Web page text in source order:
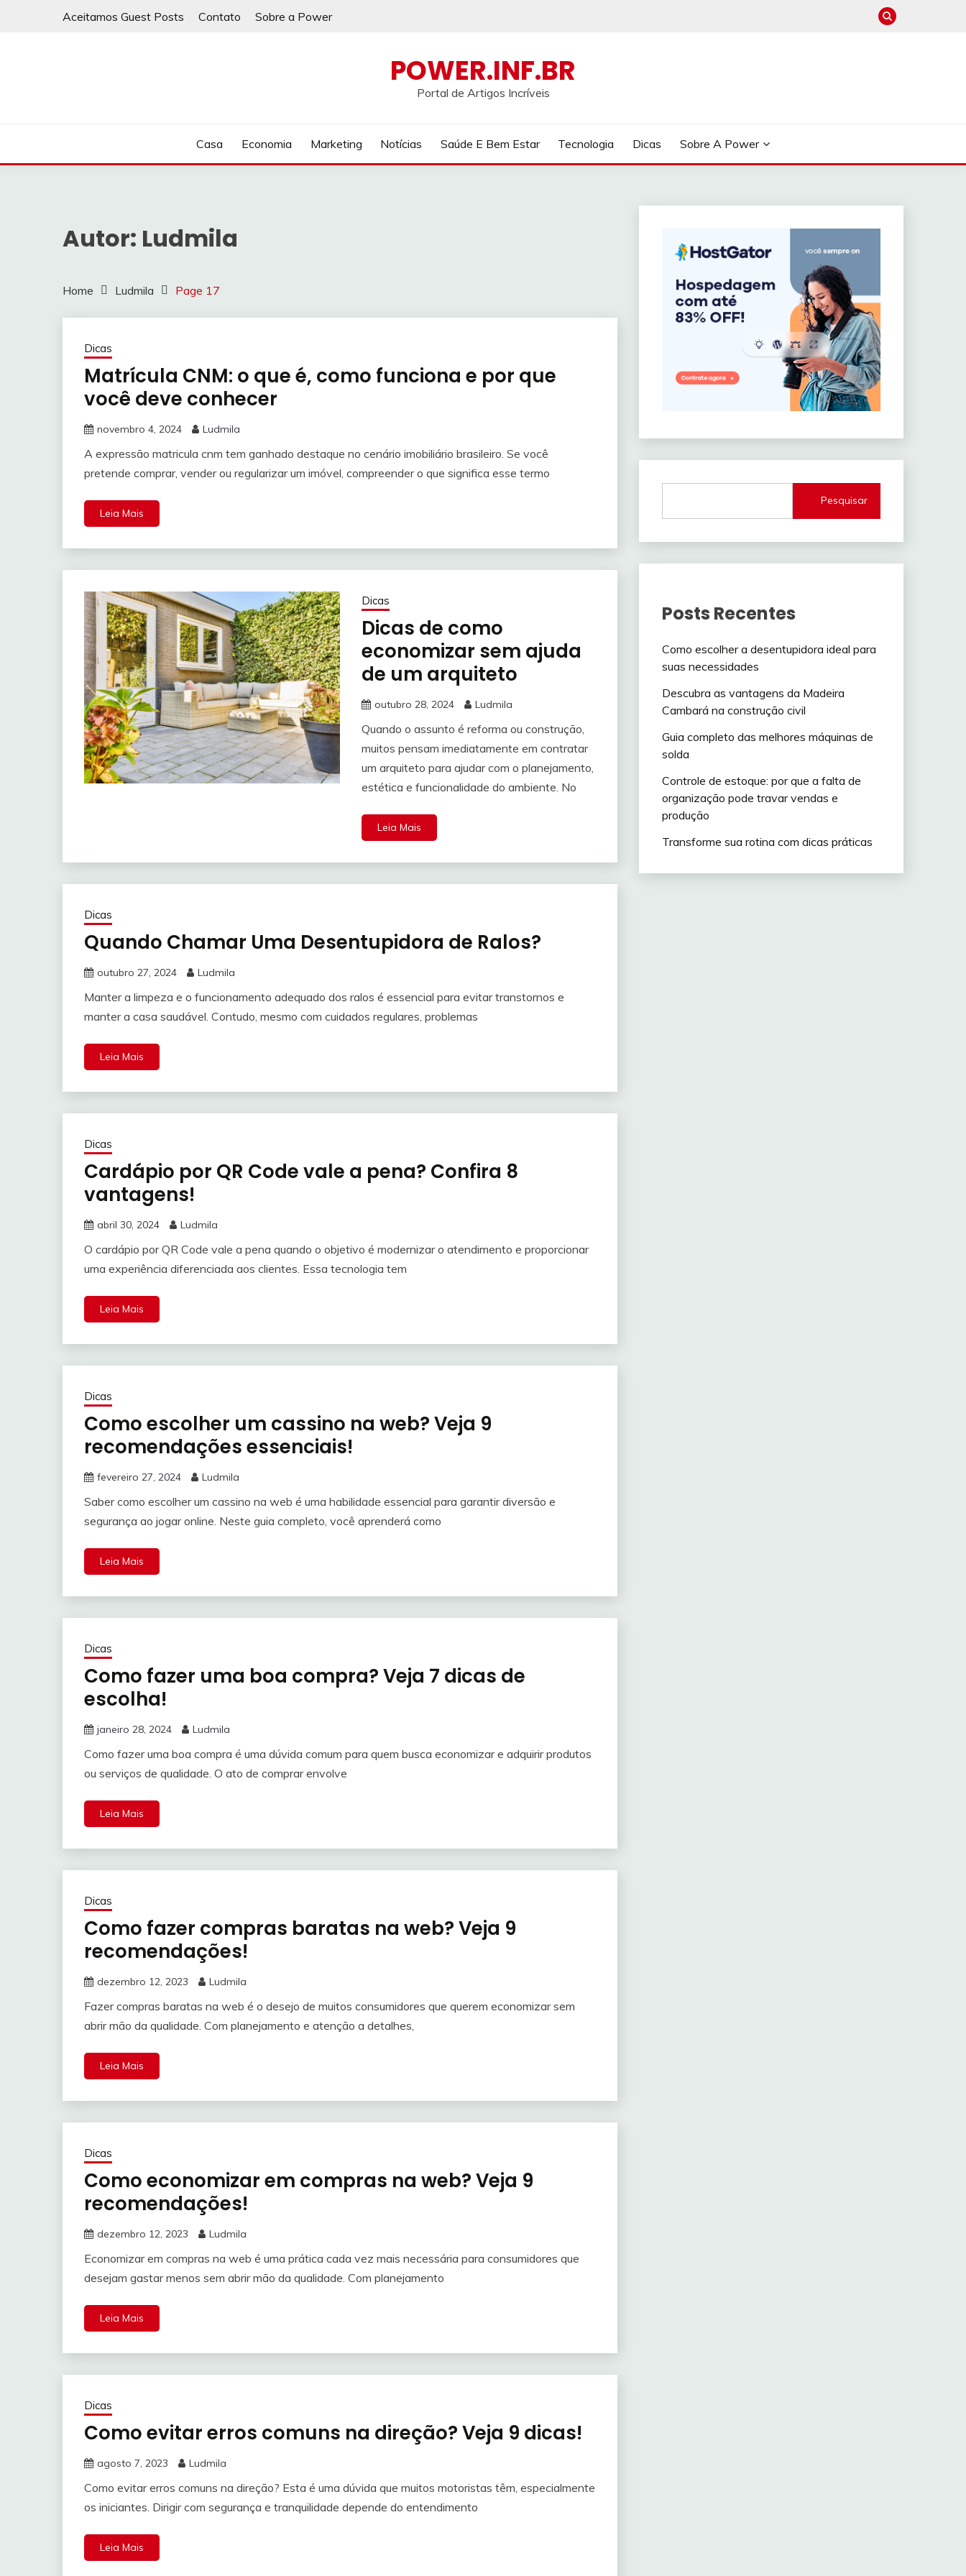
Aceitamos Guest Posts Contato Sobre a Power
POWER.INF.BR
Portal de Artigos Incríveis
Casa Economia Marketing Notícias Saúde E Bem Estar Tecnologia Dicas Sobre A Power
Autor: Ludmila
Home Ludmila Page 17
Dicas
Matrícula CNM: o que é, como funciona e por que
você deve conhecer
novembro 4, 2024 Ludmila
A expressão matricula cnm tem ganhado destaque no cenário imobiliário brasileiro. Se você
pretende comprar, vender ou regularizar um imóvel, compreender o que significa esse termo
Leia Mais
Dicas
Dicas de como
economizar sem ajuda
de um arquiteto
outubro 28, 2024 Ludmila
Quando o assunto é reforma ou construção,
muitos pensam imediatamente em contratar
um arquiteto para ajudar com o planejamento,
estética e funcionalidade do ambiente. No
Leia Mais
Dicas
Quando Chamar Uma Desentupidora de Ralos?
outubro 27, 2024 Ludmila
Manter a limpeza e o funcionamento adequado dos ralos é essencial para evitar transtornos e
manter a casa saudável. Contudo, mesmo com cuidados regulares, problemas
Leia Mais
Dicas
Cardápio por QR Code vale a pena? Confira 8
vantagens!
abril 30, 2024 Ludmila
O cardápio por QR Code vale a pena quando o objetivo é modernizar o atendimento e proporcionar
uma experiência diferenciada aos clientes. Essa tecnologia tem
Leia Mais
Dicas
Como escolher um cassino na web? Veja 9
recomendações essenciais!
fevereiro 27, 2024 Ludmila
Saber como escolher um cassino na web é uma habilidade essencial para garantir diversão e
segurança ao jogar online. Neste guia completo, você aprenderá como
Leia Mais
Dicas
Como fazer uma boa compra? Veja 7 dicas de
escolha!
janeiro 28, 2024 Ludmila
Como fazer uma boa compra é uma dúvida comum para quem busca economizar e adquirir produtos
ou serviços de qualidade. O ato de comprar envolve
Leia Mais
Dicas
Como fazer compras baratas na web? Veja 9
recomendações!
dezembro 12, 2023 Ludmila
Fazer compras baratas na web é o desejo de muitos consumidores que querem economizar sem
abrir mão da qualidade. Com planejamento e atenção a detalhes,
Leia Mais
Dicas
Como economizar em compras na web? Veja 9
recomendações!
dezembro 12, 2023 Ludmila
Economizar em compras na web é uma prática cada vez mais necessária para consumidores que
desejam gastar menos sem abrir mão da qualidade. Com planejamento
Leia Mais
Dicas
Como evitar erros comuns na direção? Veja 9 dicas!
agosto 7, 2023 Ludmila
Como evitar erros comuns na direção? Esta é uma dúvida que muitos motoristas têm, especialmente
os iniciantes. Dirigir com segurança e tranquilidade depende do entendimento
Leia Mais
Pesquisar
Posts Recentes
Como escolher a desentupidora ideal para
suas necessidades
Descubra as vantagens da Madeira
Cambará na construção civil
Guia completo das melhores máquinas de
solda
Controle de estoque: por que a falta de
organização pode travar vendas e
produção
Transforme sua rotina com dicas práticas